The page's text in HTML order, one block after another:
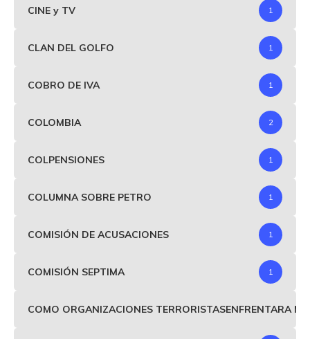
CINE y TV 1
CLAN DEL GOLFO 1
COBRO DE IVA 1
COLOMBIA 2
COLPENSIONES 1
COLUMNA SOBRE PETRO 1
COMISIÓN DE ACUSACIONES 1
COMISIÓN SEPTIMA 1
COMO ORGANIZACIONES TERRORISTASENFRENTARA